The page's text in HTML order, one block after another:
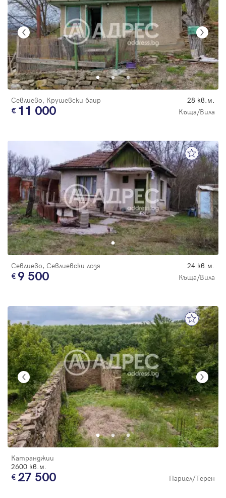
Севлиево, Крушевски баир 28 кв.м.
11 000 Къща/Вила
Севлиево, Севлиевски лозя 24 кв.м.
9 500 Къща/Вила
Катранджии
2600 кв.м.
27 500 Парцел/Терен